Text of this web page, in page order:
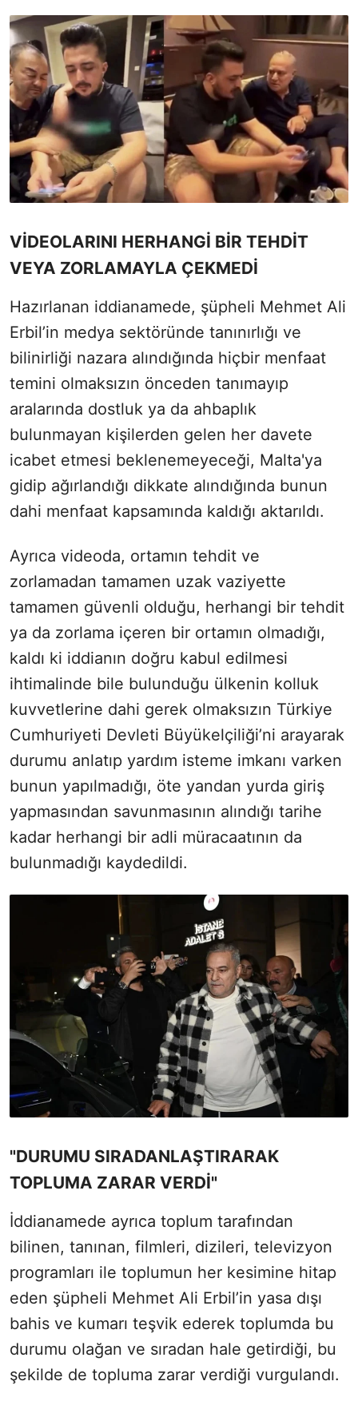
VİDEOLARINI HERHANGİ BİR TEHDİT
VEYA ZORLAMAYLA ÇEKMEDİ
Hazırlanan iddianamede, şüpheli Mehmet Ali
Erbil’in medya sektöründe tanınırlığı ve
bilinirliği nazara alındığında hiçbir menfaat
temini olmaksızın önceden tanımayıp
aralarında dostluk ya da ahbaplık
bulunmayan kişilerden gelen her davete
icabet etmesi beklenemeyeceği, Malta'ya
gidip ağırlandığı dikkate alındığında bunun
dahi menfaat kapsamında kaldığı aktarıldı.
Ayrıca videoda, ortamın tehdit ve
zorlamadan tamamen uzak vaziyette
tamamen güvenli olduğu, herhangi bir tehdit
ya da zorlama içeren bir ortamın olmadığı,
kaldı ki iddianın doğru kabul edilmesi
ihtimalinde bile bulunduğu ülkenin kolluk
kuvvetlerine dahi gerek olmaksızın Türkiye
Cumhuriyeti Devleti Büyükelçiliği’ni arayarak
durumu anlatıp yardım isteme imkanı varken
bunun yapılmadığı, öte yandan yurda giriş
yapmasından savunmasının alındığı tarihe
kadar herhangi bir adli müracaatının da
bulunmadığı kaydedildi.
"DURUMU SIRADANLAŞTIRARAK
TOPLUMA ZARAR VERDİ"
İddianamede ayrıca toplum tarafından
bilinen, tanınan, filmleri, dizileri, televizyon
programları ile toplumun her kesimine hitap
eden şüpheli Mehmet Ali Erbil’in yasa dışı
bahis ve kumarı teşvik ederek toplumda bu
durumu olağan ve sıradan hale getirdiği, bu
şekilde de topluma zarar verdiği vurgulandı.